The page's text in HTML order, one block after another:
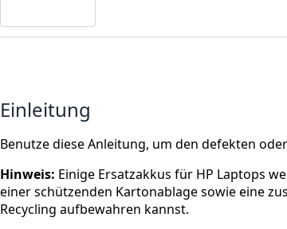
Einleitung
Benutze diese Anleitung, um den defekten
Hinweis: Einige Ersatzakkus für HP Laptops
einer schützenden Kartonablage sowie eine
Recycling aufbewahren kannst.